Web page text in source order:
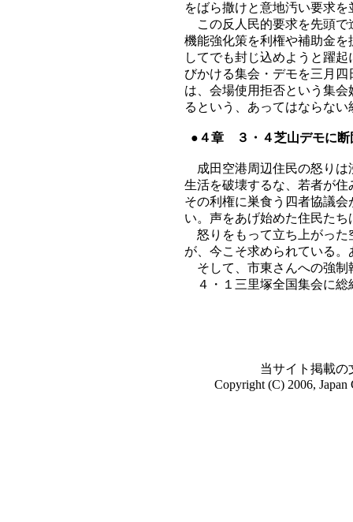
をばら撒けと意地汚い要求
この反人民的要求を先頭で
機能強化策を利権や補助金
してでも封じ込めようと躍
びかける集会・デモを三月
は、会場使用拒否という集
るという、あってはならな
●４章 ３・４芝山デモに断
成田空港周辺住民の怒りは
生活を破壊するな、若者が
その利権に巣食う四者協議
い。声をあげ始めた住民た
怒りをもって立ち上がった
が、今こそ求められている
そして、市東さんへの強制
４・１三里塚全国集会に総
当サイト掲載の
Copyright (C) 2006, Japan